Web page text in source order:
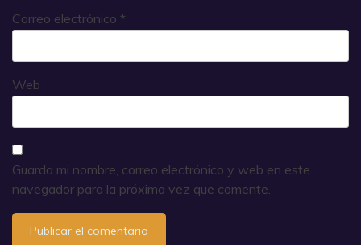
Correo electrónico *
Web
Guarda mi nombre, correo electrónico y web en este
navegador para la próxima vez que comente.